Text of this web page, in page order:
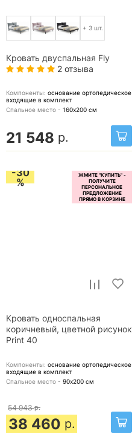
+ 3 шт.
Кровать двуспальная Fly
2 отзыва
Компоненты: основание ортопедическое
входящие в комплект
Спальное место - 160х200 см
21 548 р.
-30
%
Кровать односпальная
коричневый, цветной рисунок
Print 40
Компоненты: основание ортопедическое
входящие в комплект
Спальное место - 90х200 см
54 943 р.
38 460 р.